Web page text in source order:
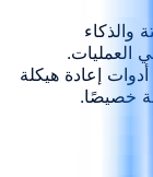
والذكاء
العمليات.
إعادة هيكلة
خصيصًا.